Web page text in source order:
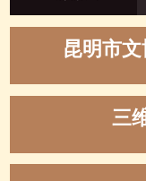
昆明市
三